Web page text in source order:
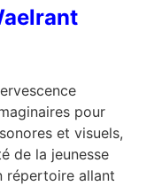
pour
et visuels,
de la jeunesse
répertoire allant